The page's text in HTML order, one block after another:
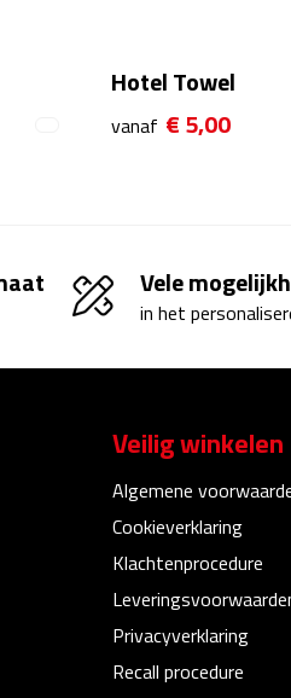
Hotel Towel
vanaf € 5,00
Vele
in het
Veilig winkelen
Algemene
Cookieverklaring
Klachtenprocedure
Privacyverklaring
Recall procedure